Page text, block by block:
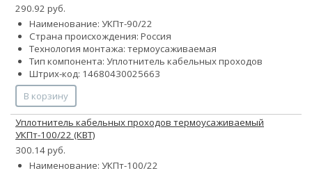
290.92 руб.
Наименование: УКПт-90/22
Страна происхождения: Россия
Технология монтажа: термоусаживаемая
Тип компонента: Уплотнитель кабельных проходов
Штрих-код: 14680430025663
В корзину
Уплотнитель кабельных проходов термоусаживаемый
УКПт-100/22 (КВТ)
300.14 руб.
Наименование: УКПт-100/22